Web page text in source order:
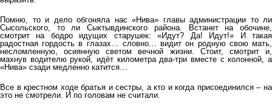
Помню, то и дело обгоняла нас «Нива» главы администрации то ли
Сысольского, то ли Сыктывдинского района. Встанет на обочине,
смотрит на бодро идущих старушек: «Идут? Да! Идут!» И такая
радостная гордость в глазах… словно… видит он родную свою мать,
несломленную, осиянную светом вечной жизни. Стоит, смотрит и,
махнув водителю рукой, идёт километра два-три вместе с колонной, а
«Нива» сзади медленно катится…
Все в крестном ходе братья и сестры, а кто и когда присоединился – на
это не смотрели. И по головам не считали.